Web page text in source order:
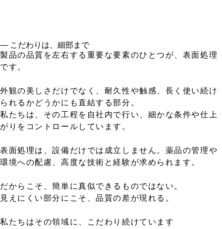
― こだわりは、細部まで
製品の品質を左右する重要な要素のひとつが、表面処理
です。
外観の美しさだけでなく、耐久性や触感、長く使い続け
られるかどうかにも直結する部分。
私たちは、その工程を自社内で行い、細かな条件や仕上
がりをコントロールしています。
表面処理は、設備だけでは成立しません。薬品の管理や
環境への配慮、高度な技術と経験が求められます。
だからこそ、簡単に真似できるものではない。
見えにくい部分にこそ、品質の差が現れる。
私たちはその領域に、こだわり続けています